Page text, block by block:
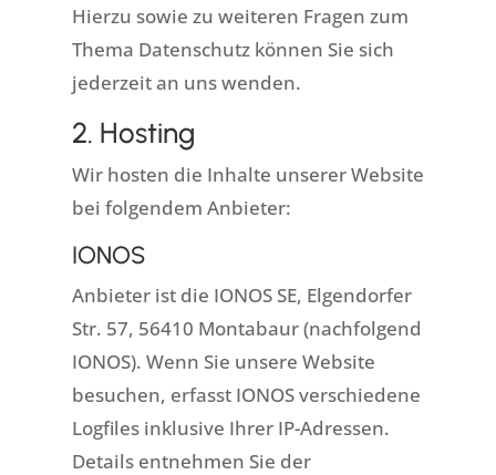
Hierzu sowie zu weiteren Fragen zum
Thema Datenschutz können Sie sich
jederzeit an uns wenden.
2. Hosting
Wir hosten die Inhalte unserer Website
bei folgendem Anbieter:
IONOS
Anbieter ist die IONOS SE, Elgendorfer
Str. 57, 56410 Montabaur (nachfolgend
IONOS). Wenn Sie unsere Website
besuchen, erfasst IONOS verschiedene
Logfiles inklusive Ihrer IP-Adressen.
Details entnehmen Sie der